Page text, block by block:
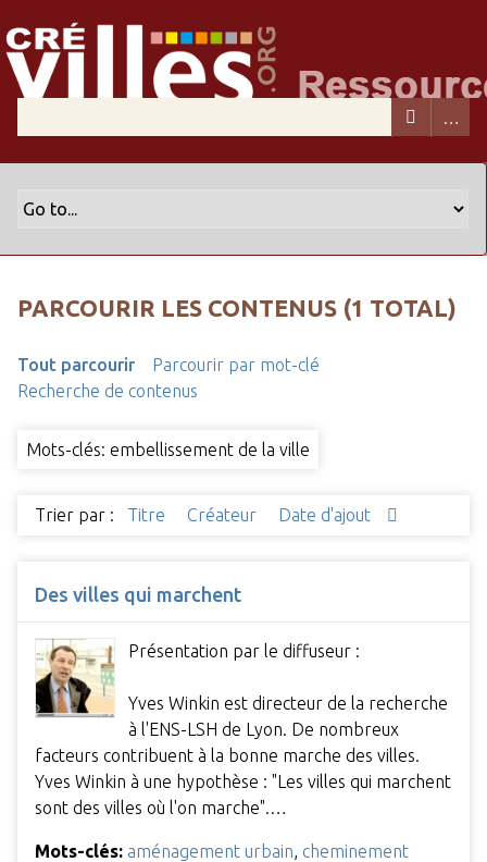
PARCOURIR LES CONTENUS (1 TOTAL)
Tout parcourir
Parcourir par mot-clé
Recherche de contenus
Mots-clés: embellissement de la ville
Trier par : Titre Créateur Date d'ajout
Des villes qui marchent
Présentation par le diffuseur :
Yves Winkin est directeur de la recherche
à l'ENS-LSH de Lyon. De nombreux
facteurs contribuent à la bonne marche des villes.
Yves Winkin à une hypothèse : "Les villes qui marchent
sont des villes où l'on marche".…
Mots-clés: aménagement urbain cheminement